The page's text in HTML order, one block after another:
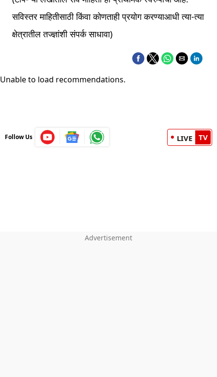
सविस्तर माहितीसाठी किंवा कोणताही प्रयोग करण्याआधी त्या-त्या
क्षेत्रातील तज्ज्ञांशी संपर्क साधावा)
Unable to load recommendations.
Follow Us LIVE TV